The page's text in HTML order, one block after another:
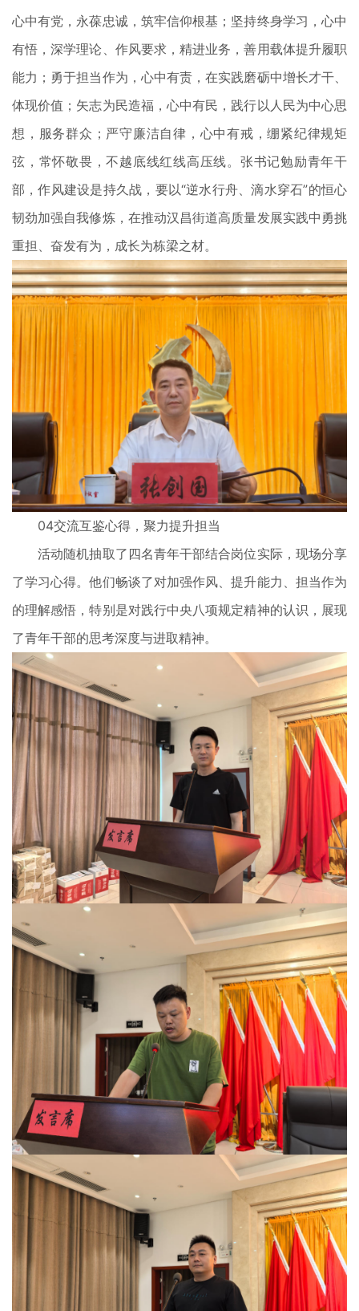
心中有党，永葆忠诚，筑牢信仰根基；坚持终身学习，心中
有悟，深学理论、作风要求，精进业务，善用载体提升履职
能力；勇于担当作为，心中有责，在实践磨砺中增长才干、
体现价值；矢志为民造福，心中有民，践行以人民为中心思
想，服务群众；严守廉洁自律，心中有戒，绷紧纪律规矩
弦，常怀敬畏，不越底线红线高压线。张书记勉励青年干
部，作风建设是持久战，要以“逆水行舟、滴水穿石”的恒心
韧劲加强自我修炼，在推动汉昌街道高质量发展实践中勇挑
重担、奋发有为，成长为栋梁之材。
04交流互鉴心得，聚力提升担当
活动随机抽取了四名青年干部结合岗位实际，现场分享
了学习心得。他们畅谈了对加强作风、提升能力、担当作为
的理解感悟，特别是对践行中央八项规定精神的认识，展现
了青年干部的思考深度与进取精神。